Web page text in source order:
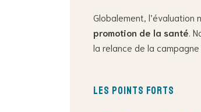
Globalement, l’évaluation
promotion de la santé .
la relance de la
Les points forts